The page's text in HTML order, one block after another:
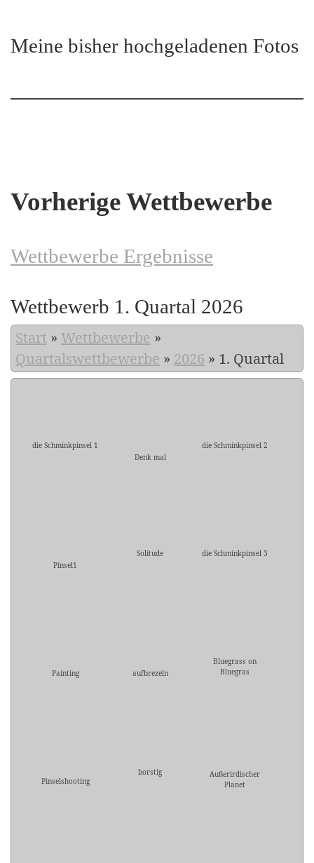
Meine bisher hochgeladenen Fotos
Vorherige Wettbewerbe
Wettbewerbe Ergebnisse
Wettbewerb 1. Quartal 2026
Start » Wettbewerbe »
Quartalswettbewerbe » 2026 » 1. Quartal
die Schminkpinsel 1
Denk mal
die Schminkpinsel 2
Pinsel1
Solitude die Schminkpinsel 3
Painting aufbrezeln
Bluegrass on
Bluegras
Pinselshooting
borstig
Außerirdischer
Planet